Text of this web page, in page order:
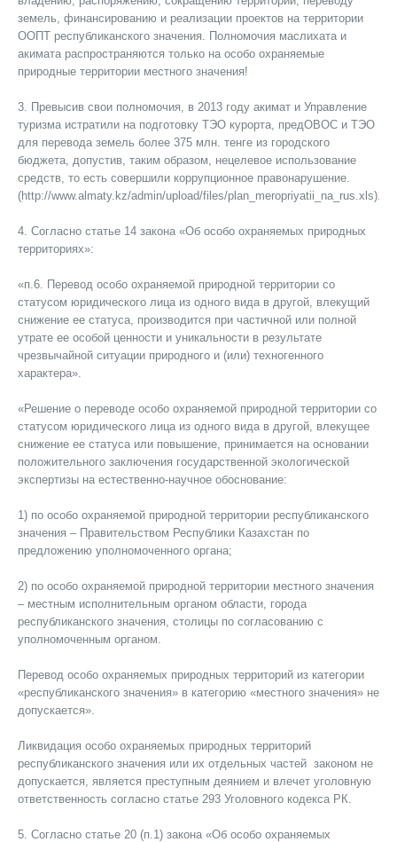
земель, финансированию и реализации проектов на территории
ООПТ республиканского значения. Полномочия маслихата и
акимата распространяются только на особо охраняемые
природные территории местного значения!
3. Превысив свои полномочия, в 2013 году акимат и Управление
туризма истратили на подготовку ТЭО курорта, предОВОС и ТЭО
для перевода земель более 375 млн. тенге из городского
бюджета, допустив, таким образом, нецелевое использование
средств, то есть совершили коррупционное правонарушение.
(http://www.almaty.kz/admin/upload/files/plan_meropriyatii_na_rus.xls).
4. Согласно статье 14 закона «Об особо охраняемых природных
территориях»:
«п.6. Перевод особо охраняемой природной территории со
статусом юридического лица из одного вида в другой, влекущий
снижение ее статуса, производится при частичной или полной
утрате ее особой ценности и уникальности в результате
чрезвычайной ситуации природного и (или) техногенного
характера».
«Решение о переводе особо охраняемой природной территории со
статусом юридического лица из одного вида в другой, влекущее
снижение ее статуса или повышение, принимается на основании
положительного заключения государственной экологической
экспертизы на естественно-научное обоснование:
1) по особо охраняемой природной территории республиканского
значения – Правительством Республики Казахстан по
предложению уполномоченного органа;
2) по особо охраняемой природной территории местного значения
– местным исполнительным органом области, города
республиканского значения, столицы по согласованию с
уполномоченным органом.
Перевод особо охраняемых природных территорий из категории
«республиканского значения» в категорию «местного значения» не
допускается».
Ликвидация особо охраняемых природных территорий
республиканского значения или их отдельных частей законом не
допускается, является преступным деянием и влечет уголовную
ответственность согласно статье 293 Уголовного кодекса РК.
5. Согласно статье 20 (п.1) закона «Об особо охраняемых